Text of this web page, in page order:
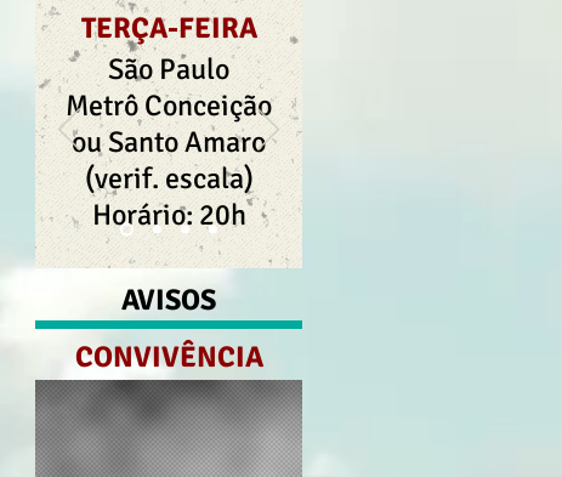
TERÇA-FEIRA
São Paulo
Metrô Conceição
ouSanto Amaro
(verif. escala)
Horário: 20h
AVISOS
CONVIVÊNCIA